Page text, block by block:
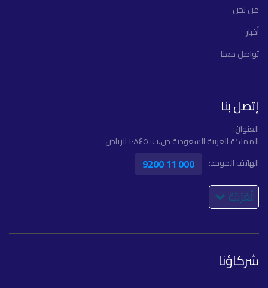
ﻣﻦ ﻧﺤﻦ
أخبار
تواصل معنا
إتصل بنا
العنوان:
المملكة العربية السعودية ص.ب: ١٠٨٤٥ الرياض
الهاتف الموحد:
9200 11 000
الْعَرَبيّة
شركاؤنا